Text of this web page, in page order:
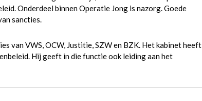
Onderdeel binnen Operatie Jong is nazorg. Goede
sancties.
van VWS, OCW, Justitie, SZW en BZK. Het kabinet heeft
Hij geeft in die functie ook leiding aan het